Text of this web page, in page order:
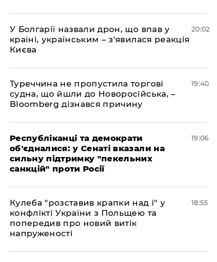
У Болгарії назвали дрон, що впав у
країні, українським – з'явилася реакція
Києва
20:02
Туреччина не пропустила торгові
судна, що йшли до Новоросійська, –
Bloomberg дізнався причину
19:40
Республіканці та демократи
об'єдналися: у Сенаті вказали на
сильну підтримку "пекельних
санкцій" проти Росії
19:06
Кулеба "розставив крапки над і" у
конфлікті України з Польщею та
попередив про новий витік
напруженості
18:55